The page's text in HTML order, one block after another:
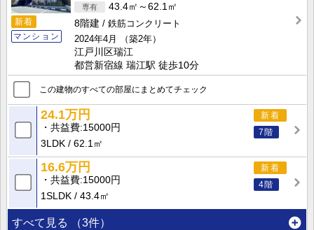
新着
マンション
43.4㎡～62.1㎡
8階建
鉄筋コンクリート
2024年4月
（築2年）
江戸川区瑞江
都営新宿線 瑞江駅 徒歩10分
この建物のすべての部屋にまとめてチェック
新着
7階
24.1万円
共益費 15000円
3LDK
62.1㎡
新着
4階
16.6万円
共益費 15000円
1SLDK
43.4㎡
すべて見る （3件）